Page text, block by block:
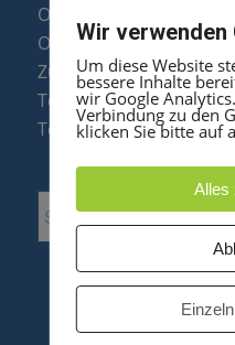
Optipoint Display
Octophon F Display
Zubehör & Ersatzteile
Telefonanlagen
Telefonanlagen
Wir verwenden
Um diese Website
bessere Inhalte
wir Google
Verbindung zu den
klicken Sie bitte auf
Alles